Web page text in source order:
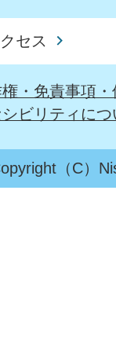
セス
・免責事項
ビリティにつ
（C）